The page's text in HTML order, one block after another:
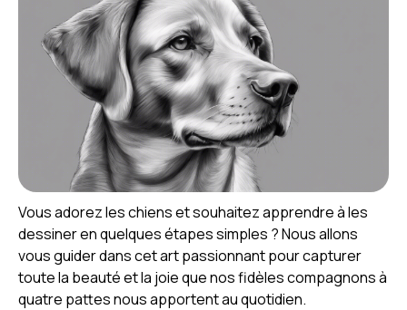
Vous adorez les chiens et souhaitez apprendre à les
dessiner en quelques étapes simples ? Nous allons
vous guider dans cet art passionnant pour capturer
toute la beauté et la joie que nos fidèles compagnons à
quatre pattes nous apportent au quotidien.